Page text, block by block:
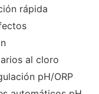
rápida
al cloro
pH/ORP